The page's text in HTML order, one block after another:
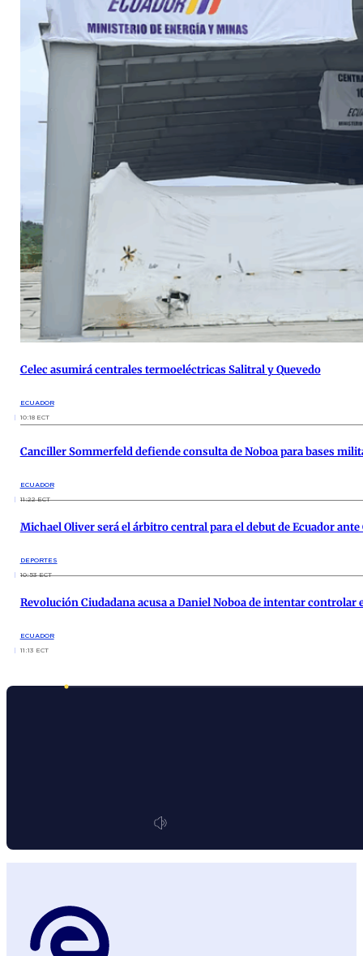
Celec asumirá centrales termoeléctricas Salitral y Quevedo
ECUADOR
10:18 ECT
Canciller Sommerfeld defiende consulta de Noboa para bases
ECUADOR
11:22 ECT
Michael Oliver será el árbitro central para el debut de Ecuador
DEPORTES
10:53 ECT
Revolución Ciudadana acusa a Daniel Noboa de intentar controlar
ECUADOR
11:13 ECT